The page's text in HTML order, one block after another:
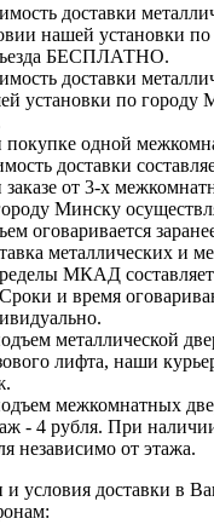
доставки
нашей установки
БЕСПЛАТНО.
доставки
установки по городу
одной
доставки
от 3-х
Минску
оговаривается
металлических и
МКАД
и время
металлической
лифта, наши
межкомнатных
- 4 рубля. При
независимо от этажа.
и условия доставки в